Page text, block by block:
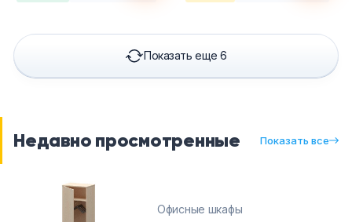
Показать еще 6
Недавно просмотренные Показать все
Офисные шкафы